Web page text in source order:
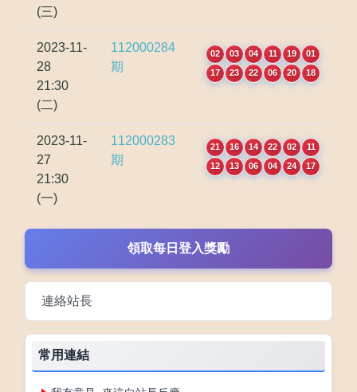
(三)
2023-11-
28
21:30
(二)
112000284
期
02 03 04 11 19
01
17
23 22 06 20 18
2023-11-
27
21:30
(一)
112000283
期
21 16 14 22 02
11
12
13 06 04 24 17
領取每日登入獎勵
連絡站長
常用連結